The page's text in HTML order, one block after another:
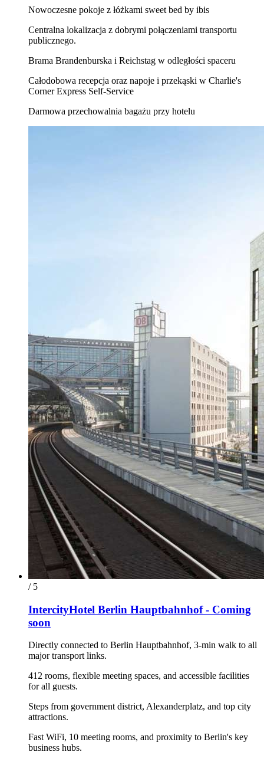
Nowoczesne pokoje z łóżkami sweet bed by ibis
Centralna lokalizacja z dobrymi połączeniami transportu
publicznego.
Brama Brandenburska i Reichstag w odległości spaceru
Całodobowa recepcja oraz napoje i przekąski w Charlie's
Corner Express Self-Service
Darmowa przechowalnia bagażu przy hotelu
/ 5
IntercityHotel Berlin Hauptbahnhof - Coming
soon
Directly connected to Berlin Hauptbahnhof, 3-min walk to all
major transport links.
412 rooms, flexible meeting spaces, and accessible facilities
for all guests.
Steps from government district, Alexanderplatz, and top city
attractions.
Fast WiFi, 10 meeting rooms, and proximity to Berlin's key
business hubs.